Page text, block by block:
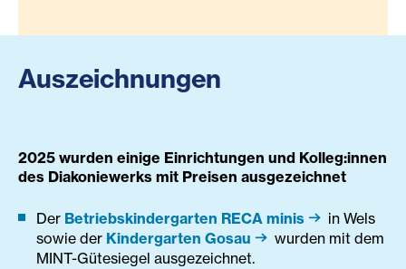
Auszeichnungen
2025 wurden einige Einrichtungen und Kolleg:innen
des Diakoniewerks mit Preisen ausgezeichnet
Der Betriebskindergarten RECA minis
in Wels
sowie der Kindergarten Gosau
wurden mit dem
MINT-Gütesiegel ausgezeichnet.